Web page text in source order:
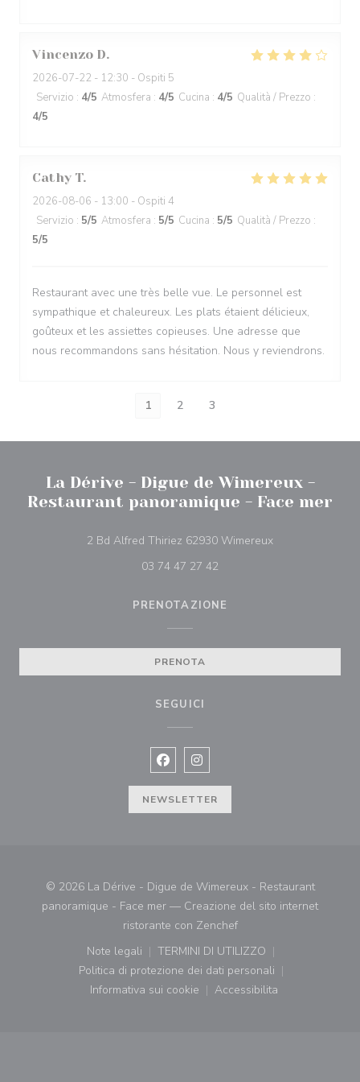
Vincenzo D
2026-07-22 - 12:30 - Ospiti 5
Servizio : 4/5 Atmosfera : 4/5 Cucina : 4/5 Qualità / Prezzo :
4/5
Cathy T
2026-08-06 - 13:00 - Ospiti 4
Servizio : 5/5 Atmosfera : 5/5 Cucina : 5/5 Qualità / Prezzo :
5/5
Restaurant avec une très belle vue. Le personnel est
sympathique et chaleureux. Les plats étaient délicieux,
goûteux et les assiettes copieuses. Une adresse que
nous recommandons sans hésitation. Nous y reviendrons.
1 2 3
La Dérive - Digue de Wimereux -
Restaurant panoramique - Face mer
2 Bd Alfred Thiriez 62930 Wimereux((apre una
03 74 47 27 42
PRENOTAZIONE
PRENOTA
SEGUICI
Facebook ((apre una nuova
Instagram ((apre una nuova
NEWSLETTER
© 2026 La Dérive - Digue de Wimereux - Restaurant
panoramique - Face mer — Creazione del sito internet
ristorante con Zenchef((apre una nuova
Note legali
((apre una nuova finestra))
TERMINI DI UTILIZZO
((apre una nuova finestra))
Politica di protezione dei dati personali
((apre una nuova finestra))
Informativa sui cookie
((apre una nuova finestra))
Accessibilita
((apre una nuova